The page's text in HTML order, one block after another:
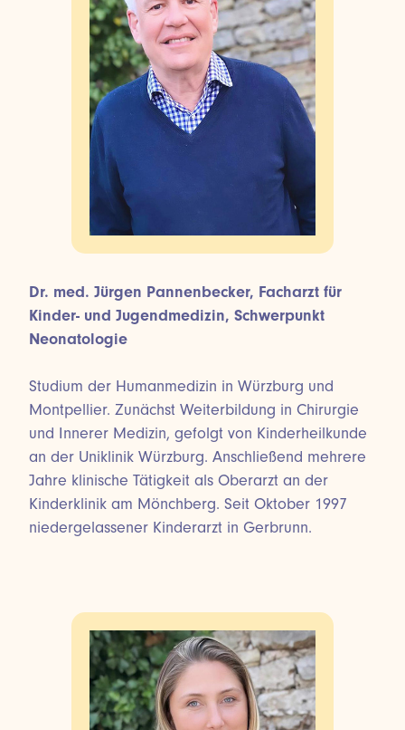
Dr. med. Jürgen Pannenbecker, Facharzt für
Kinder- und Jugendmedizin, Schwerpunkt
Neonatologie
Studium der Humanmedizin in Würzburg und
Montpellier. Zunächst Weiterbildung in Chirurgie
und Innerer Medizin, gefolgt von Kinderheilkunde
an der Uniklinik Würzburg. Anschließend mehrere
Jahre klinische Tätigkeit als Oberarzt an der
Kinderklinik am Mönchberg. Seit Oktober 1997
niedergelassener Kinderarzt in Gerbrunn.